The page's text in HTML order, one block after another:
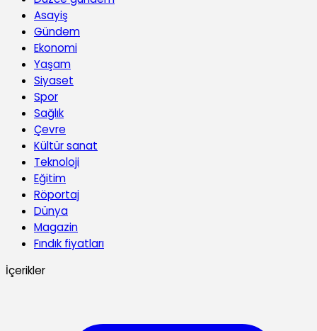
Asayiş
Gündem
Ekonomi
Yaşam
Siyaset
Spor
Sağlık
Çevre
Kültür sanat
Teknoloji
Eğitim
Röportaj
Dünya
Magazin
Fındık fiyatları
İçerikler